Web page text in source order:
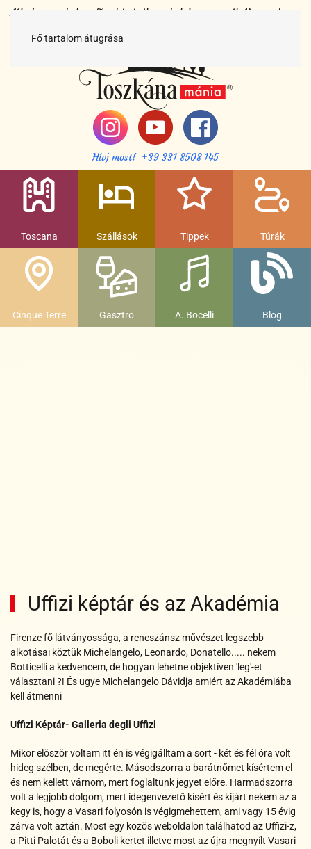
Fő tartalom átugrása
Minden egy helyen Toszkánáról egy helyi magyartól. Nemcsak a
és gasztronomia....
Hívj most! +39 331 8508 145
Toscana Szállások Tippek Túrák
Cinque Terre Gasztro A. Bocelli Blog
Uffizi képtár és az Akadémia
Firenze fő látványossága, a reneszánsz művészet legszebb
alkotásai köztük Michelangelo, Leonardo, Donatello..... nekem
Botticelli a kedvencem, de hogyan lehetne objektíven 'leg'-et
választani ?! És ugye Michelangelo Dávidja amiért az Akadémiába
kell átmenni
Uffizi Képtár- Galleria degli Uffizi
Mikor elöször voltam itt én is végigálltam a sort - két és fél óra volt
hideg szélben, de megérte. Másodszorra a barátnőmet kísértem el
és nem kellett várnom, mert foglaltunk jegyet előre. Harmadszorra
volt a legjobb dolgom, mert idegenvezető kísért és kijárt nekem az a
kegy is, hogy a Vasari folyosón is végigmehettem, ami vagy 15 évig
zárva volt aztán. Most egy közös weboldalon találhatod az Uffizi-z,
a Pitti Palotát és a Boboli kertet illetve most az újra megnyílt Vasari